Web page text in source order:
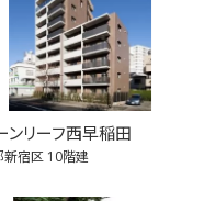
ンリーフ西早稲田
新宿区 10階建